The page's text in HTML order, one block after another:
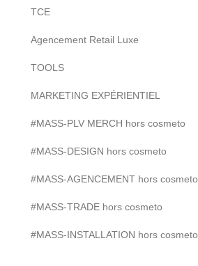
TCE
Agencement Retail Luxe
TOOLS
MARKETING EXPÉRIENTIEL
#MASS-PLV MERCH hors cosmeto
#MASS-DESIGN hors cosmeto
#MASS-AGENCEMENT hors cosmeto
#MASS-TRADE hors cosmeto
#MASS-INSTALLATION hors cosmeto